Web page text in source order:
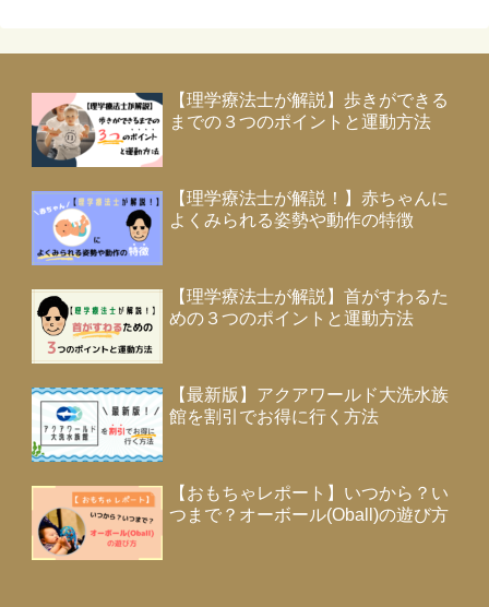
【理学療法士が解説】歩きができる
までの３つのポイントと運動方法
【理学療法士が解説！】赤ちゃんに
よくみられる姿勢や動作の特徴
【理学療法士が解説】首がすわるた
めの３つのポイントと運動方法
【最新版】アクアワールド大洗水族
館を割引でお得に行く方法
【おもちゃレポート】いつから？い
つまで？オーボール(Oball)の遊び方